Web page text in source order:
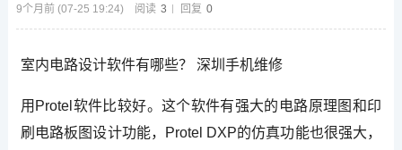
9个月前 (07-25 19:24) 阅读 3 回复 0
室内电路设计软件有哪些？ 深圳手机维修
用Protel软件比较好。这个软件有强大的电路原理图和印
刷电路板图设计功能，Protel DXP的仿真功能也很强大，